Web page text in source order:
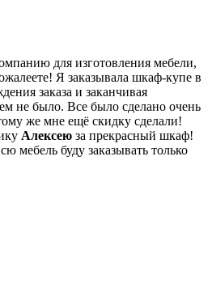
для изготовления мебели,
Я заказывала шкаф-купе в
заказа и заканчивая
не было. Все было сделано очень
же мне ещё скидку сделали!
Алексею за прекрасный шкаф!
мебель буду заказывать только